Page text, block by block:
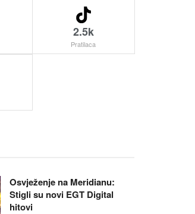
2.5k
Pratilaca
Osvježenje na Meridianu:
Stigli su novi EGT Digital
hitovi